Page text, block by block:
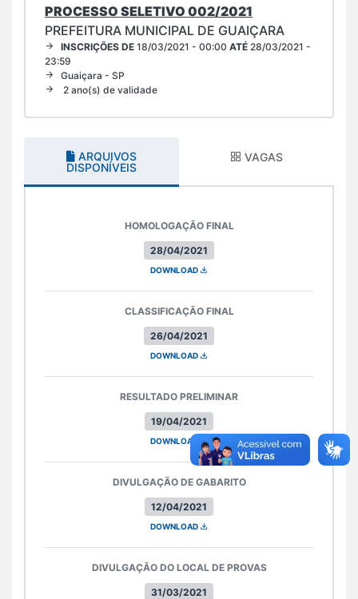
PROCESSO SELETIVO 002/2021
PREFEITURA MUNICIPAL DE GUAIÇARA
INSCRIÇÕES DE 18/03/2021 - 00:00 ATÉ 28/03/2021 -
23:59
Guaiçara - SP
2 ano(s) de validade
ARQUIVOS
DISPONÍVEIS
VAGAS
28/04/2021
HOMOLOGAÇÃO FINAL
DOWNLOAD
26/04/2021
CLASSIFICAÇÃO FINAL
DOWNLOAD
19/04/2021
RESULTADO PRELIMINAR
DOWNLOAD
12/04/2021
DIVULGAÇÃO DE GABARITO
DOWNLOAD
31/03/2021
DIVULGAÇÃO DO LOCAL DE PROVAS